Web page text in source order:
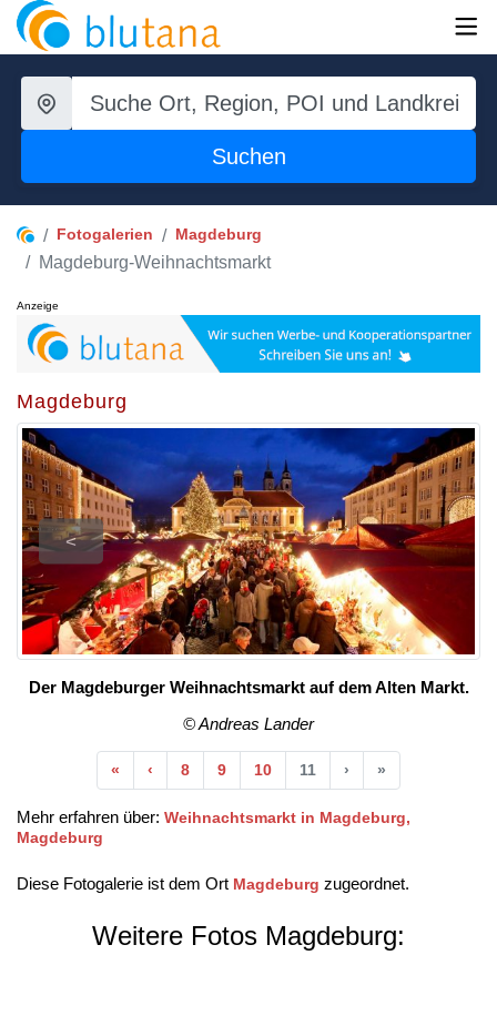
Suchen
Fotogalerien Magdeburg
Magdeburg-Weihnachtsmarkt
Anzeige
Magdeburg
<
Der Magdeburger Weihnachtsmarkt auf dem Alten Markt.
© Andreas Lander
« Anfang
‹ Vorherige
8 9 10 11 › Nächste
»
Mehr erfahren über: Weihnachtsmarkt in Magdeburg,
Magdeburg
Diese Fotogalerie ist dem Ort Magdeburg zugeordnet.
Weitere Fotos Magdeburg: